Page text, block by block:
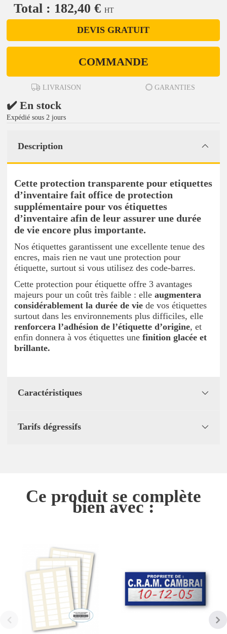
Total : 182,40 € HT
DEVIS GRATUIT
COMMANDE
LIVRAISON GARANTIES
✔️ En stock
Expédié sous 2 jours
Description
Cette protection transparente pour etiquettes
d’inventaire fait office de protection
supplémentaire pour vos étiquettes
d’inventaire afin de leur assurer une durée
de vie encore plus importante.
Nos étiquettes garantissent une excellente tenue des
encres, mais rien ne vaut une protection pour
étiquette, surtout si vous utilisez des code-barres.
Cette protection pour étiquette offre 3 avantages
majeurs pour un coût très faible : elle augmentera
considérablement la durée de vie de vos étiquettes
surtout dans les environnements plus difficiles, elle
renforcera l’adhésion de l’étiquette d’origine, et
enfin donnera à vos étiquettes une finition glacée et
brillante.
Caractéristiques
Tarifs dégressifs
Ce produit se complète
bien avec :